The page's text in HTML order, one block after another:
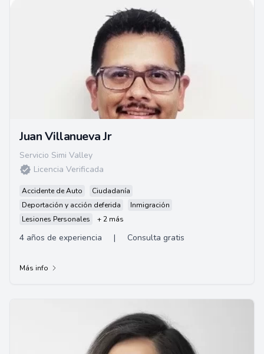
Juan Villanueva Jr
Servicio Simi Valley
Licencia Verificada
Accidente de Auto
Ciudadanía
Deportación y acción deferida
Inmigración
Lesiones Personales
+ 2 más
4 años de experiencia | Consulta gratis
Más info